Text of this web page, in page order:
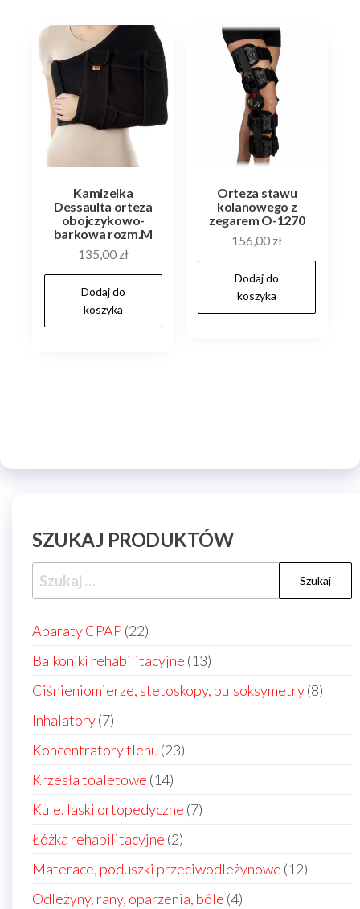
Kamizelka
Dessaulta orteza
obojczykowo-
barkowa rozm.M
135,00 zł
Dodaj do
koszyka
Orteza stawu
kolanowego z
zegarem O-1270
156,00 zł
Dodaj do
koszyka
SZUKAJ PRODUKTÓW
Szukaj:
Aparaty CPAP 2222
produkty
Balkoniki rehabilitacyjne 1313
produktów
Ciśnieniomierze, stetoskopy, pulsoksymetry 88
Inhalatory 77
produktów
Koncentratory tlenu 2323
Krzesła toaletowe 1414
produktów
Kule, laski ortopedyczne 77
Łóżka rehabilitacyjne 22
produkty
Materace, poduszki przeciwodleżynowe 1212
Odleżyny, rany, oparzenia, bóle 44